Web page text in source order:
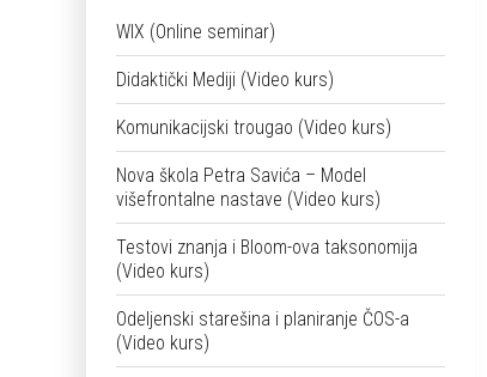
WIX (Online seminar)
Didaktički Mediji (Video kurs)
Komunikacijski trougao (Video kurs)
Nova škola Petra Savića – Model
višefrontalne nastave (Video kurs)
Testovi znanja i Bloom-ova taksonomija
(Video kurs)
Odeljenski starešina i planiranje ČOS-a
(Video kurs)